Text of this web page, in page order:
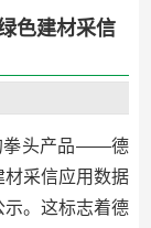
色建材采信
拳头产品——德
采信应用数据
示。这标志着德